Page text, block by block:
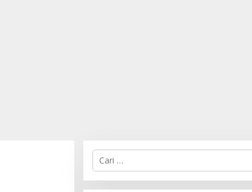
Cari
untuk: